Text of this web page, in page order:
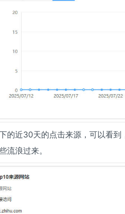
的近30天的点击来源，可以看到
流浪过来。